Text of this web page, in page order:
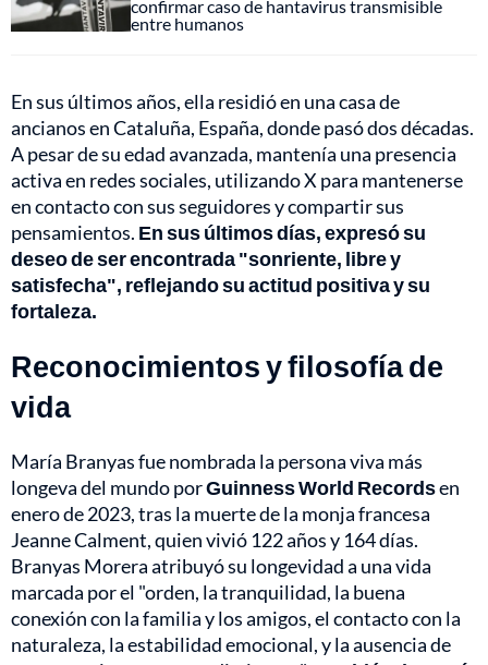
confirmar caso de hantavirus transmisible
entre humanos
En sus últimos años, ella residió en una casa de
ancianos en Cataluña, España, donde pasó dos décadas.
A pesar de su edad avanzada, mantenía una presencia
activa en redes sociales, utilizando X para mantenerse
en contacto con sus seguidores y compartir sus
pensamientos. En sus últimos días, expresó su
deseo de ser encontrada "sonriente, libre y
satisfecha", reflejando su actitud positiva y su
fortaleza.
Reconocimientos y filosofía de
vida
María Branyas fue nombrada la persona viva más
longeva del mundo porGuinness World Recordsen
enero de 2023, tras la muerte de la monja francesa
Jeanne Calment, quien vivió 122 años y 164 días.
Branyas Morera atribuyó su longevidad a una vida
marcada por el "orden, la tranquilidad, la buena
conexión con la familia y los amigos, el contacto con la
naturaleza, la estabilidad emocional, y la ausencia de